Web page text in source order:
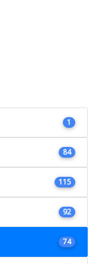
1
84
115
92
74